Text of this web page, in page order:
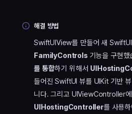
해결 방법
SwiftUIView를 만들어 새 SwiftUI
FamilyControls기능을 구현했
를 통합하기 위해서
들어진 SwiftUI 뷰를 UIKit 기반
니다. 그리고 UIViewController
UIHostingController를 사용하